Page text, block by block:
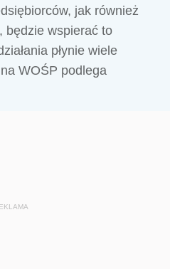
jak również
będzie wspierać to
płynie wiele
WOŚP podlega